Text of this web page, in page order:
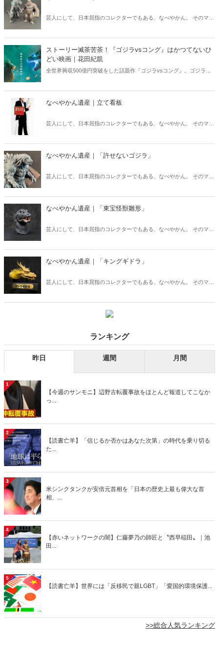
芸人にして、日本屈指のコレクターでもある、なべやかん。 そのマニ
し！ 今回は「ゴジラvs.コング」！
ストーリー滅茶苦茶！『ゴジラvsコング』はかつてないひ
どい映画｜花田紀凱
全世界興収500億円突破をした話題作『ゴジラvsコング』。ゴジラ好
なべやかん遺産｜立て看板
芸人にして、日本屈指のコレクターでもある、なべやかん。 そのマニ
し！ 今回は「立て看板」！
なべやかん遺産｜「許せないゴジラ」
芸人にして、日本屈指のコレクターでもある、なべやかん。 そのマニ
し！ 今回は「許せないゴジラ」！
なべやかん遺産｜「東宝怪獣雛形」
芸人にして、日本屈指のコレクターでもある、なべやかん。 そのマニ
し！ 今回は「東宝怪獣雛形」！
なべやかん遺産｜「キングギドラ」
芸人にして、日本屈指のコレクターでもある、なべやかん。 そのマニ
し！ 今回は「キングギドラ」！
ランキング
昨日 週間 月間
1
【今週のサンモニ】辺野古転覆事故をほとんど報道してこなか
っ...
2
【読書亡羊】「信じるか否かはあなた次第」の時代を乗り切る
た...
3
米シンクタンクが安倍元首相を「日本の歴史上最も偉大な首
相、...
4
【赤いネットワークの闇】仁藤夢乃の師匠と〝西早稲田〟｜池
田...
5
【読書亡羊】世界には「反移民で親LGBT」「愛国的環境保護...
>>総合人気ランキング